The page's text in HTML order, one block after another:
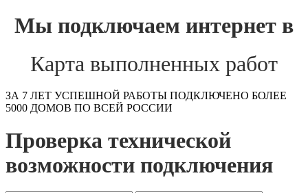
Мы подключаем интернет в
Карта выполненных работ
ЗА 7 ЛЕТ УСПЕШНОЙ РАБОТЫ ПОДКЛЮЧЕНО БОЛЕЕ
5000 ДОМОВ ПО ВСЕЙ РОССИИ
Проверка технической
возможности подключения